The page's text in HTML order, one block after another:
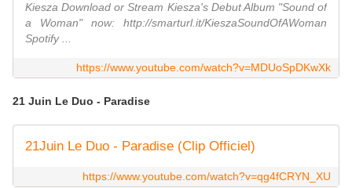
Kiesza Download or Stream Kiesza's Debut Album "Sound of
a Woman" now: http://smarturl.it/KieszaSoundOfAWoman
Spotify ...
https://www.youtube.com/watch?v=MDUoSpDKwXk
21 Juin Le Duo - Paradise
21Juin Le Duo - Paradise (Clip Officiel)
https://www.youtube.com/watch?v=qg4fCRYN_XU